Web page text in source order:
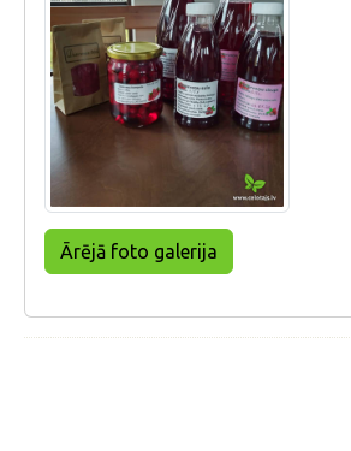
Ārējā foto galerija